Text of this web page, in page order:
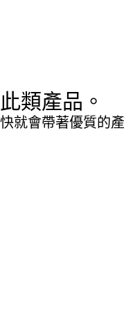
類產品。
就會帶著優質的